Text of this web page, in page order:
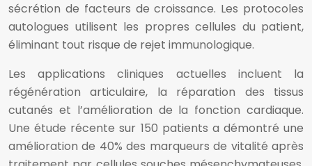
sécrétion de facteurs de croissance. Les protocoles
autologues utilisent les propres cellules du patient,
éliminant tout risque de rejet immunologique.
Les applications cliniques actuelles incluent la
régénération articulaire, la réparation des tissus
cutanés et l’amélioration de la fonction cardiaque.
Une étude récente sur 150 patients a démontré une
amélioration de 40% des marqueurs de vitalité après